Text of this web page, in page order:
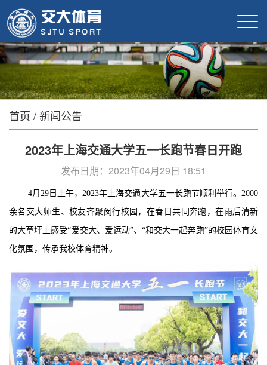
首页 /新闻公告
2023年上海交通大学五一长跑节春日开跑
发布日期：2023年04月29日 18:51
4月29日上午，2023年上海交通大学五一长跑节顺利举行。2000
余名交大师生、校友齐聚闵行校园，在春日共同奔跑，在雨后清新
的大草坪上感受“爱交大、爱运动”、“和交大一起奔跑”的校园体育文
化氛围，传承我校体育精神。